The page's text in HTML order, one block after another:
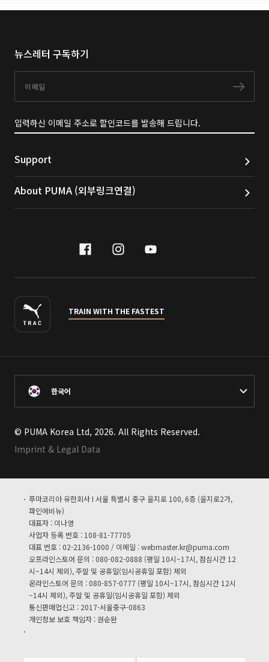
뉴스레터 구독하기
구독
입력하신 이메일 주소로 할인코드를 발송해 드립니다.
Support
About PUMA (외부링크연결)
facebook
instagram
youtube
TRAIN WITH THE FASTEST
한국어
© PUMA Korea Ltd, 2026. All Rights Reserved.
Imprint & Legal Data
푸마코리아 유한회사 I 서울 특별시 중구 을지로 100, 6층 (을지로2가,
파인에비뉴)
대표자 : 이나영
사업자 등록 번호 : 108-81-77705
대표 번호 : 02-2136-1000 / 이메일 :webmaster.kr@puma.com
오프라인스토어 문의 : 080-082-0888 (평일 10시~17시, 점심시간 12
시~14시 제외), 주말 및 공휴일(임시공휴일 포함) 제외
온라인스토어 문의 : 080-857-0777 (평일 10시~17시, 점심시간 12시
~14시 제외), 주말 및 공휴일(임시공휴일 포함) 제외
통신판매업신고 : 2017-서울중구-0863
개인정보 보호 책임자 : 권순완